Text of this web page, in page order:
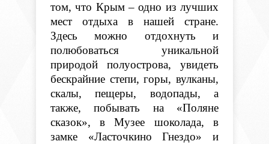
том, что Крым – одно из лучших
мест отдыха в нашей стране.
Здесь можно отдохнуть и
полюбоваться уникальной
природой полуострова, увидеть
бескрайние степи, горы, вулканы,
скалы, пещеры, водопады, а
также, побывать на «Поляне
сказок», в Музее шоколада, в
замке «Ласточкино Гнездо» и